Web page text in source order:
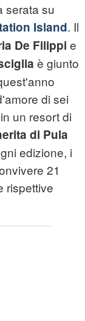
serata su
Island. Il
De Filippi e
è giunto
di sei
un resort di
di Pula
edizione, i
21
rispettive